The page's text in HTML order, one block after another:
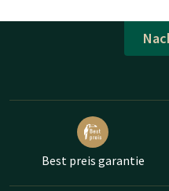
Best preis garantie